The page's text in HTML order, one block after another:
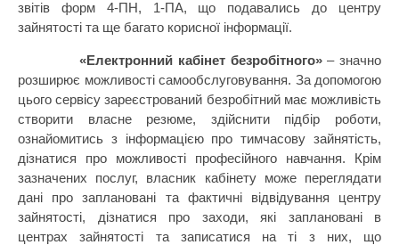
звітів форм 4-ПН, 1-ПА, що подавались до центру
зайнятості та ще багато корисної інформації.
«Електронний кабінет безробітного»– значно
розширює можливості самообслуговування. За допомогою
цього сервісу зареєстрований безробітний має можливість
створити власне резюме, здійснити підбір роботи,
ознайомитись з інформацією про тимчасову зайнятість,
дізнатися про можливості професійного навчання. Крім
зазначених послуг, власник кабінету може переглядати
дані про заплановані та фактичні відвідування центру
зайнятості, дізнатися про заходи, які заплановані в
центрах зайнятості та записатися на ті з них, що